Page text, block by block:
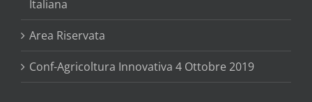
Italiana
Area Riservata
Conf-Agricoltura Innovativa 4 Ottobre 2019